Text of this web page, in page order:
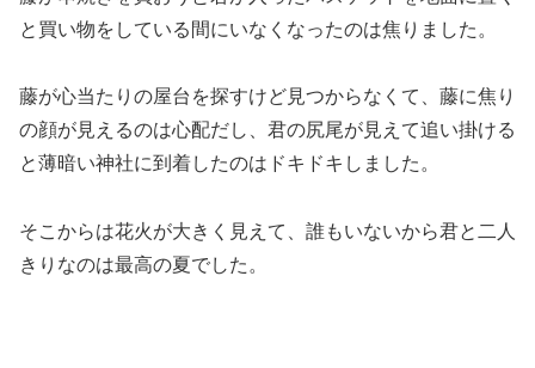
と買い物をしている間にいなくなったのは焦りました。
藤が心当たりの屋台を探すけど見つからなくて、藤に焦り
の顔が見えるのは心配だし、君の尻尾が見えて追い掛ける
と薄暗い神社に到着したのはドキドキしました。
そこからは花火が大きく見えて、誰もいないから君と二人
きりなのは最高の夏でした。